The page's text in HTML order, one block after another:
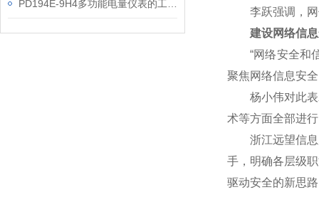
李跃强调，网
建设网络信息
“网络安全和信
聚焦网络信息安
杨小伟对此表示
术等方面全部进
浙江远望信息股
手，明确各层级
驱动安全的新思